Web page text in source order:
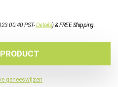
00:40 PST-Details)&FREE Shipping.
geneeswijzen